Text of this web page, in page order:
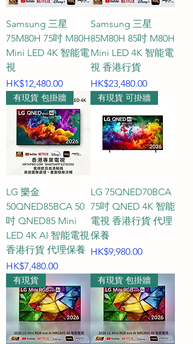
Samsung 三星
75M80H 75吋 M80H
Mini LED 4K 智能電
視
價格
HK$12,480.00
Samsung 三星
85M80H 85吋 M80H
Mini LED 4K 智能電
視 香港行貨
價格
HK$23,480.00
有現貨 包掛牆
LG 樂金
50QNED85BCA 50
吋 QNED85 Mini
LED 4K AI 智能電視
香港行貨 代理保養
價格
HK$7,480.00
有現貨 可掛牆
LG 75QNED70BCA
75吋 QNED 4K 智能
電視 香港行貨 代理
保養
價格
HK$9,980.00
有現貨 有現貨 包掛牆